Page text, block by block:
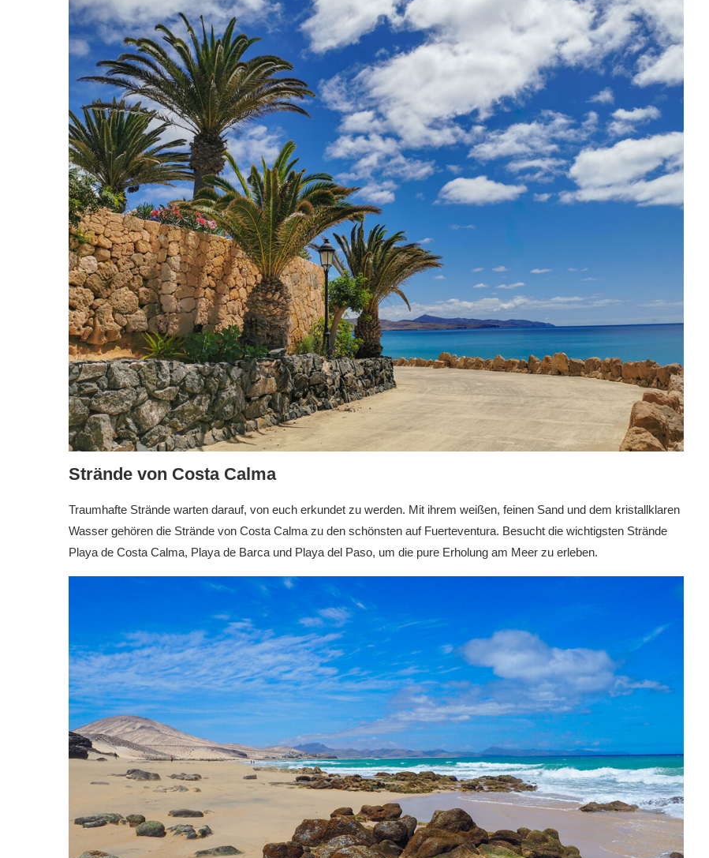
Strände von Costa Calma
Traumhafte Strände warten darauf, von euch erkundet zu werden. Mit ihrem weißen, feinen Sand und dem kristallklaren
Wasser gehören die Strände von Costa Calma zu den schönsten auf Fuerteventura. Besucht die wichtigsten Strände
Playa de Costa Calma, Playa de Barca und Playa del Paso, um die pure Erholung am Meer zu erleben.